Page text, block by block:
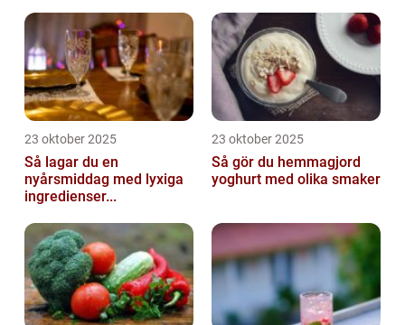
23 oktober 2025
Så lagar du en
nyårsmiddag med lyxiga
ingredienser...
23 oktober 2025
Så gör du hemmagjord
yoghurt med olika smaker